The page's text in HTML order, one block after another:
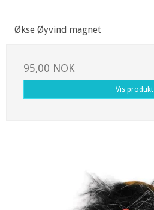
Økse Øyvind magnet
95,00 NOK
Vis produkt